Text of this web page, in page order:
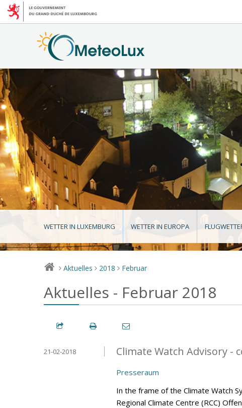
WETTER IN LUXEMBURG WETTER IN EUROPA
> Aktuelles > 2018 > Februar
Aktuelles - Februar 2018
Climate Watch Advisory -
21-02-2018
Presseraum
In the frame of the Climate Watch
Regional Climate Centre (RCC)